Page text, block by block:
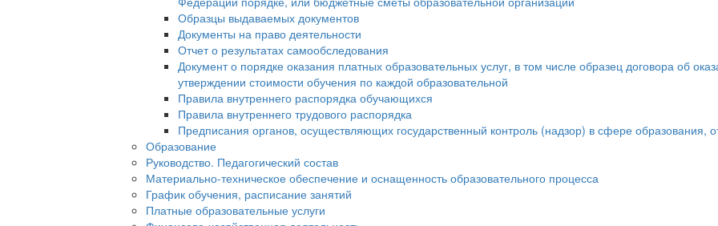
Образцы выдаваемых документов
Документы на право деятельности
Отчет о результатах самообследования
Документ о порядке оказания платных образовательных услуг, в том числе образец договора об
утверждении стоимости обучения по каждой образовательной
Правила внутреннего распорядка обучающихся
Правила внутреннего трудового распорядка
Предписания органов, осуществляющих государственный контроль (надзор) в сфере образования,
Образование
Руководство. Педагогический состав
Материально-техническое обеспечение и оснащенность образовательного процесса
График обучения, расписание занятий
Платные образовательные услуги